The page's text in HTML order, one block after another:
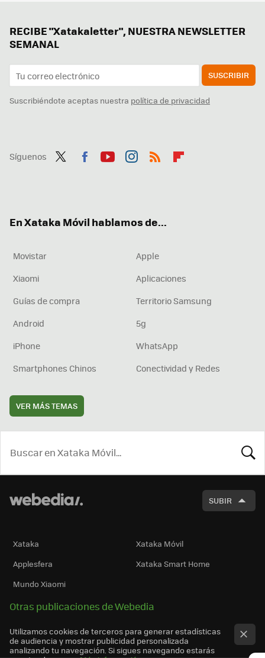
RECIBE "Xatakaletter", NUESTRA NEWSLETTER
SEMANAL
SUSCRIBIR
Suscribiéndote aceptas nuestra política de privacidad
Síguenos
En Xataka Móvil hablamos de...
Movistar
Apple
Xiaomi
Aplicaciones
Guías de compra
Territorio Samsung
Android
5g
iPhone
WhatsApp
Smartphones Chinos
Conectividad y Redes
VER MÁS TEMAS
SUBIR
Xataka
Xataka Móvil
Applesfera
Xataka Smart Home
Mundo Xiaomi
Otras publicaciones de Webedia
Utilizamos cookies de terceros para generar estadísticas
de audiencia y mostrar publicidad personalizada
analizando tu navegación. Si sigues navegando estarás